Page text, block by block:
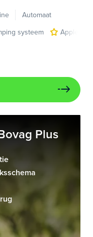
Automaat
systeem
Apple
Plus